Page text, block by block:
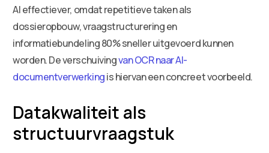
AI effectiever, omdat repetitieve taken als
dossieropbouw, vraagstructurering en
informatiebundeling 80% sneller uitgevoerd kunnen
worden. De verschuivingvan OCR naar AI-
documentverwerkingis hiervan een concreet voorbeeld.
Datakwaliteit als
structuurvraagstuk